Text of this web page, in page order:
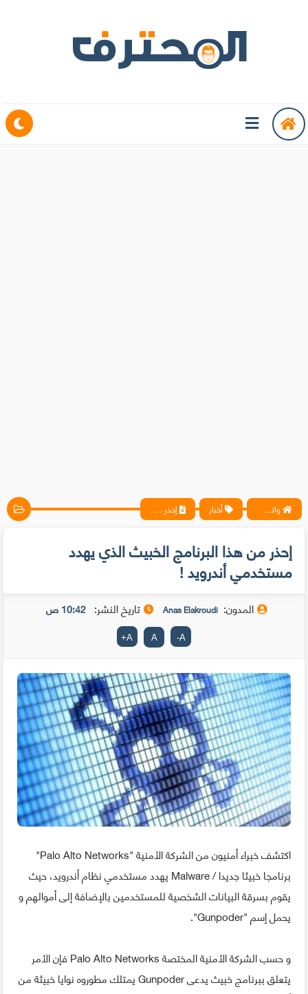
واتس آب ، فيسبوك ، أنترنت ، شروحات تقنية حصرية - المحترف أخبار إحذر من هذا البرنامج الخبيث الذي يهدد مستخدمي أندرويد !
إحذر من هذا البرنامج الخبيث الذي يهدد
مستخدمي أندرويد !
المدون: Anas Elakroudi تاريخ النشر: 10:42 ص
A
-
A
A
+
اكتشف خبراء أمنيون من الشركة الأمنية "Palo Alto Networks"
برنامجا خبيثا جديدا / Malware يهدد مستخدمي نظام أندرويد، حيث
يقوم بسرقة البيانات الشخصية للمستخدمين بالإضافة إلى أموالهم و
يحمل إسم "Gunpoder".
و حسب الشركة الأمنية المختصة Palo Alto Networks فإن الأمر
يتعلق ببرنامج خبيث يدعى Gunpoder يمتلك مطوروه نوايا خبيثة من